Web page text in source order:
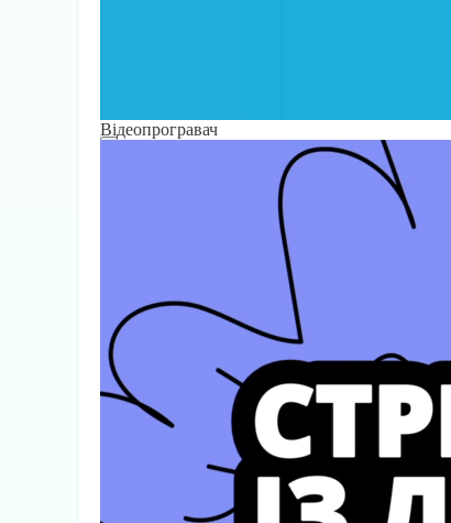
Використовуйте клавіші зі стрілками
Відеопрогравач